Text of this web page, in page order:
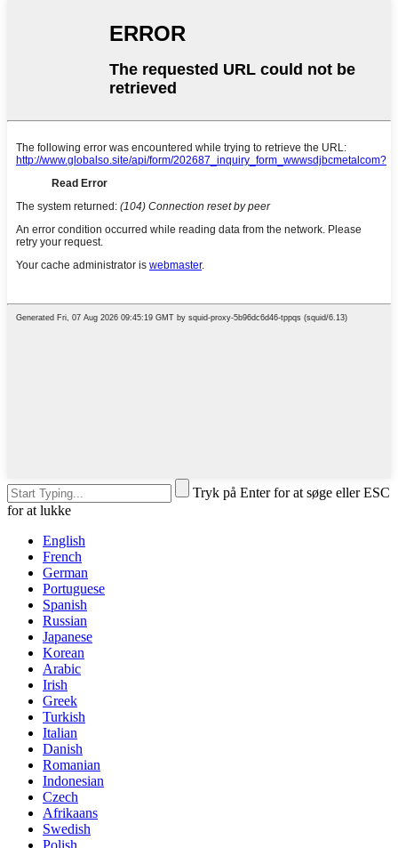
Tryk på Enter for at søge eller ESC
for at lukke
English
French
German
Portuguese
Spanish
Russian
Japanese
Korean
Arabic
Irish
Greek
Turkish
Italian
Danish
Romanian
Indonesian
Czech
Afrikaans
Swedish
Polish